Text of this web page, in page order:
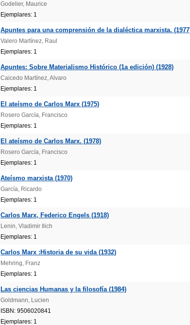
Godelier, Maurice
Ejemplares: 1
Apuntes para una comprensión de la dialéctica marxista.
Valero Martínez, Raul
Ejemplares: 1
Apuntes: Sobre Materialismo Histórico (1a edición) (1928)
Caicedo Martínez, Alvaro
Ejemplares: 1
El ateísmo de Carlos Marx (1975)
Rosero García, Francisco
Ejemplares: 1
El ateísmo de Carlos Marx. (1978)
Rosero García, Francisco
Ejemplares: 1
Ateísmo marxista (1970)
García, Ricardo
Ejemplares: 1
Carlos Marx, Federico Engels (1918)
Lenin, Vladimir Ilich
Ejemplares: 1
Carlos Marx :Historia de su vida (1932)
Mehring, Franz
Ejemplares: 1
Las ciencias Humanas y la filosofía (1984)
Goldmann, Lucien
ISBN: 9506020841
Ejemplares: 1